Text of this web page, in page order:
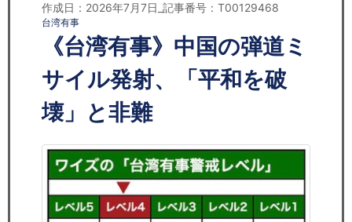
コンサルティング
リサーチ
セミナー
経済ニュース
労務顧問
ＩＴ
作成日：2026年7月7日_記事番号：T00129468
台湾有事
《台湾有事》中国の弾道ミ
サイル発射、「平和を破
壊」と非難